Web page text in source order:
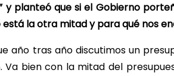
y planteó que si el Gobierno
la otra mitad y para qué nos
año tras año discutimos un
Va bien con la mitad del